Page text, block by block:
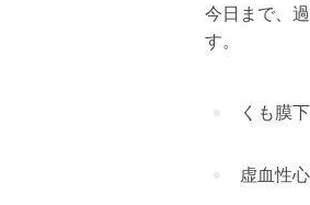
今日まで、
す。
くも膜
虚血性